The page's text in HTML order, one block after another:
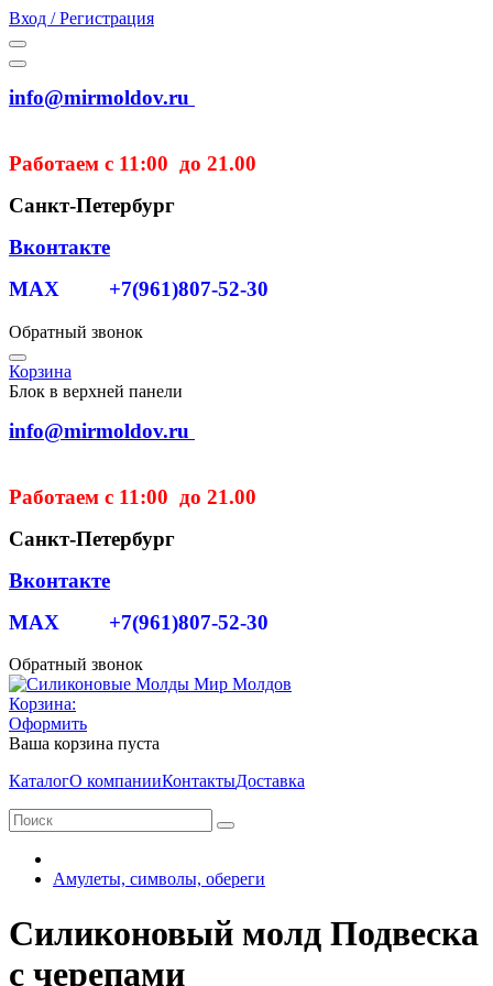
Вход / Регистрация
info@mirmoldov.ru
Работаем с 11:00 до 21.00
Санкт-Петербург
Вконтакте
MAX +7(961)807-52-30
Обратный звонок
Корзина
Блок в верхней панели
info@mirmoldov.ru
Работаем с 11:00 до 21.00
Санкт-Петербург
Вконтакте
MAX +7(961)807-52-30
Обратный звонок
Корзина:
Оформить
Ваша корзина пуста
КаталогО компанииКонтактыДоставка
Амулеты, символы, обереги
Силиконовый молд Подвеска
с черепами